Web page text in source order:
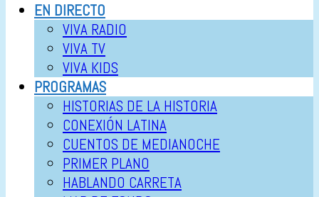
EN DIRECTO
VIVA RADIO
VIVA TV
VIVA KIDS
PROGRAMAS
HISTORIAS DE LA HISTORIA
CONEXIÓN LATINA
CUENTOS DE MEDIANOCHE
PRIMER PLANO
HABLANDO CARRETA